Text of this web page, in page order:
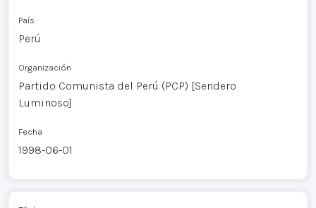
País
Perú
Organización
Partido Comunista del Perú (PCP) [Sendero
Luminoso]
Fecha
1998-06-01